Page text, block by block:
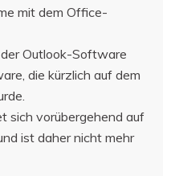
mit dem Office-
Outlook-Software
die kürzlich auf dem
sich vorübergehend auf
ist daher nicht mehr